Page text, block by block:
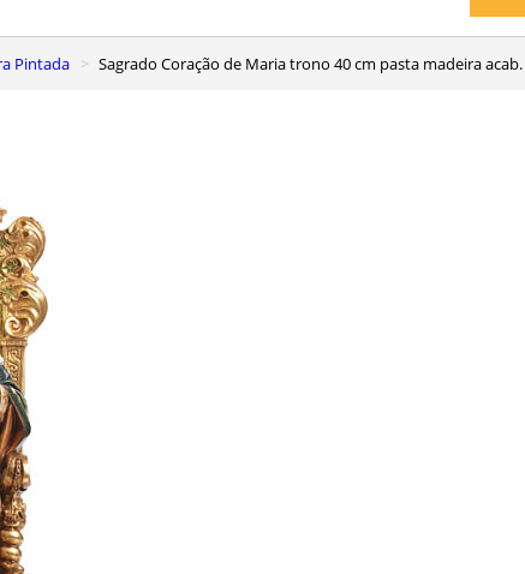
Pintada Sagrado Coração de Maria trono 40 cm pasta madeira